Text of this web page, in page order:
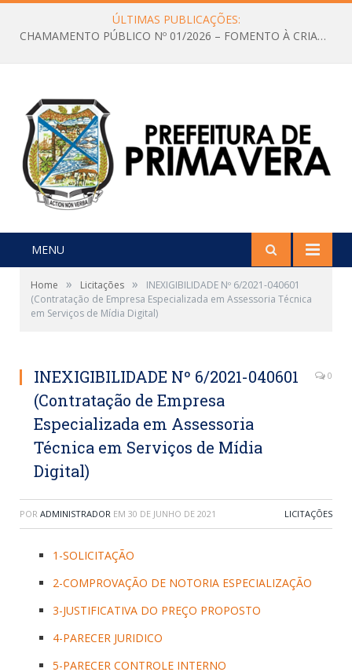
ÚLTIMAS PUBLICAÇÕES:
CHAMAMENTO PÚBLICO Nº 01/2026 – FOMENTO À CRIAÇÃO E A CIRCULAÇÃO DE PRODUÇÕES CULTURAIS – Aldir Blanc
MENU
Home » Licitações »
INEXIGIBILIDADE Nº 6/2021-040601
(Contratação de Empresa Especializada em Assessoria Técnica
em Serviços de Mídia Digital)
INEXIGIBILIDADE Nº 6/2021-040601
(Contratação de Empresa
Especializada em Assessoria
Técnica em Serviços de Mídia
Digital)
0
POR ADMINISTRADOR EM 30 DE JUNHO DE 2021 LICITAÇÕES
1-SOLICITAÇÃO
2-COMPROVAÇÃO DE NOTORIA ESPECIALIZAÇÃO
3-JUSTIFICATIVA DO PREÇO PROPOSTO
4-PARECER JURIDICO
5-PARECER CONTROLE INTERNO